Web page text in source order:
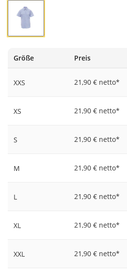
Größe
Preis
XXS 21,90 € netto*
XS 21,90 € netto*
S 21,90 € netto*
M 21,90 € netto*
L 21,90 € netto*
XL 21,90 € netto*
XXL 21,90 € netto*